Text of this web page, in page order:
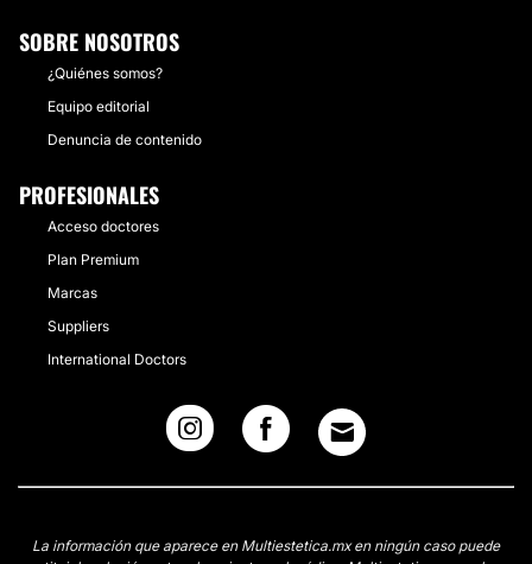
SOBRE NOSOTROS
¿Quiénes somos?
Equipo editorial
Denuncia de contenido
PROFESIONALES
Acceso doctores
Plan Premium
Marcas
Suppliers
International Doctors
La información que aparece en Multiestetica.mx en ningún caso puede